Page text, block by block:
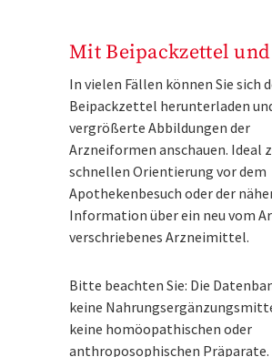
Mit Beipackzettel und
In vielen Fällen können Sie sich
Beipackzettel herunterladen
vergrößerte Abbildungen der
Arzneiformen anschauen. Ideal
schnellen Orientierung vor dem
Apothekenbesuch oder der
Information über ein neu vom
verschriebenes Arzneimittel.
Bitte beachten Sie: Die
keine
keine homöopathischen oder
anthroposophischen Präparate.